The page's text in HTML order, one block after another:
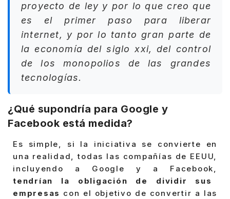
proyecto de ley y por lo que creo que
es el primer paso para liberar
internet, y por lo tanto gran parte de
la economía del siglo xxi, del control
de los monopolios de las grandes
tecnologías.
¿Qué supondría para Google y
Facebook está medida?
Es simple, si la iniciativa se convierte en
una realidad, todas las compañías de EEUU,
incluyendo a Google y a Facebook,
tendrían la obligación de dividir sus
empresas con el objetivo de convertir a las